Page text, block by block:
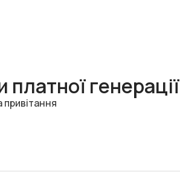
платної генерації